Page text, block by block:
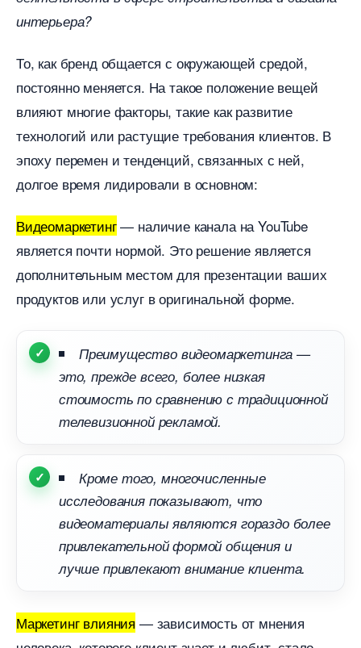
интерьера?
То, как бренд общается с окружающей средой,
постоянно меняется. На такое положение вещей
лияют многие факторы, такие как развитие
технологий или растущие требования клиентов.
эпоху перемен и тенденций, связанных с ней,
долгое время лидировали в основном:
идеомаркетин— наличие канала на YouTube
является почти нормой. Это решение является
дополнительным местом для презентации ваших
продуктов или услуг в оригинальной форме.
Преимущество видеомаркетинга —
это, прежде всего, более низкая
стоимость по сравнению с традиционной
телевизионной рекламой.
Кроме того, многочисленные
исследования показывают, что
идеоматериалы являются гораздо более
привлекательной формой общения и
лучше привлекают внимание клиента.
Маркетинг влияния — зависимость от мнения